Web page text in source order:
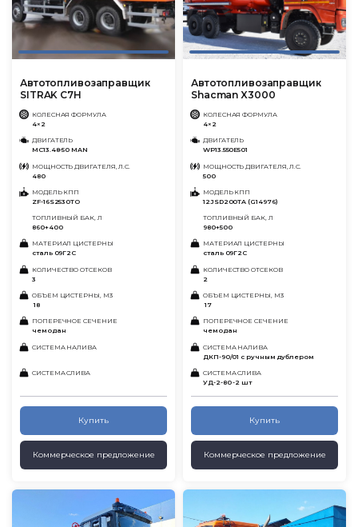
Автотопливозаправщик
SITRAK C7H
КОЛЕСНАЯ ФОРМУЛА
4×2
ДВИГАТЕЛЬ
MC13.48-50 MAN
МОЩНОСТЬ ДВИГАТЕЛЯ, Л.С.
480
МОДЕЛЬ КПП
ZF-16S2530TO
ТОПЛИВНЫЙ БАК, Л
860+400
МАТЕРИАЛ ЦИСТЕРНЫ
сталь 09Г2С
КОЛИЧЕСТВО ОТСЕКОВ
3
ОБЪЕМ ЦИСТЕРНЫ, М3
18
ПОПЕРЕЧНОЕ СЕЧЕНИЕ
чемодан
СИСТЕМА НАЛИВА
СИСТЕМА СЛИВА
Купить
Коммерческое предложение
Автотопливозаправщик
Shacman X3000
КОЛЕСНАЯ ФОРМУЛА
4×2
ДВИГАТЕЛЬ
WP13.550E501
МОЩНОСТЬ ДВИГАТЕЛЯ, Л.С.
500
МОДЕЛЬ КПП
12JSD200TA (G14976)
ТОПЛИВНЫЙ БАК, Л
980+500
МАТЕРИАЛ ЦИСТЕРНЫ
сталь 09Г2С
КОЛИЧЕСТВО ОТСЕКОВ
2
ОБЪЕМ ЦИСТЕРНЫ, М3
17
ПОПЕРЕЧНОЕ СЕЧЕНИЕ
чемодан
СИСТЕМА НАЛИВА
ДКП-90/01 с ручным дублером
СИСТЕМА СЛИВА
УД-2-80 -2 шт
Купить
Коммерческое предложение